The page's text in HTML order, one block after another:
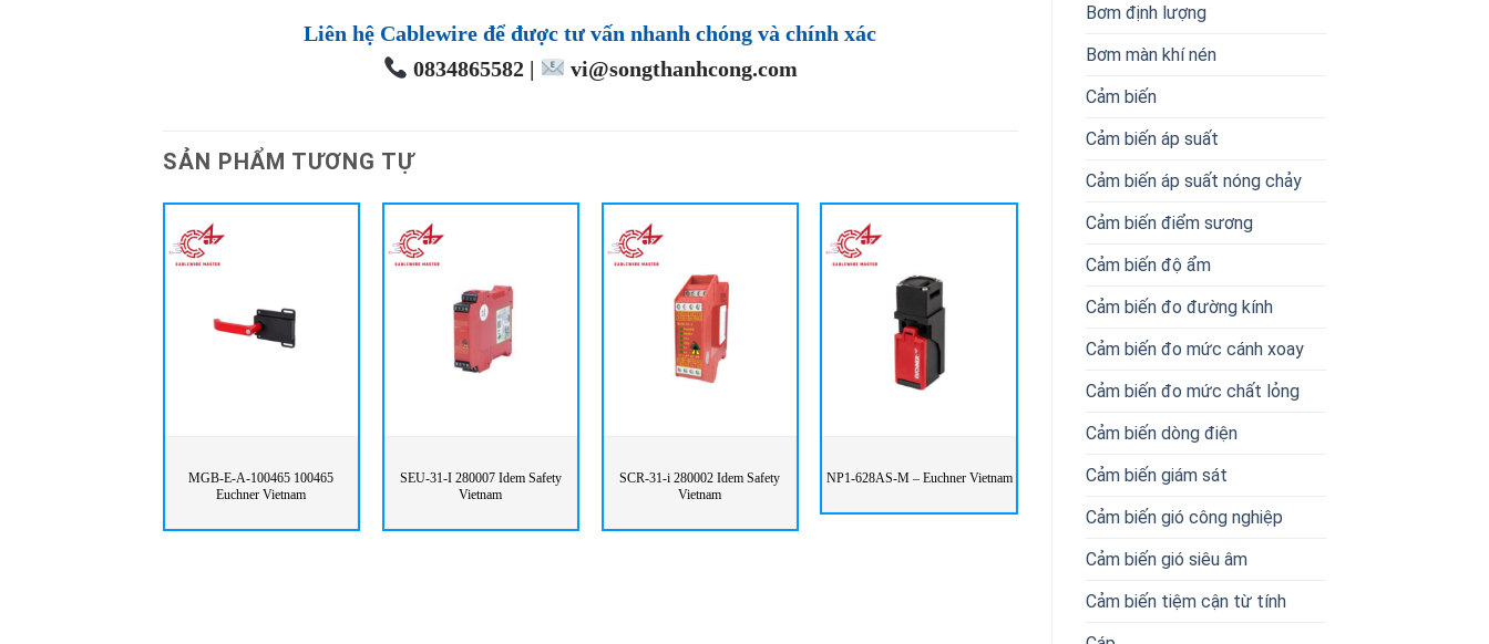
Bơm định lượng
Bơm màn khí nén
Cảm biến
Cảm biến áp suất
Cảm biến áp suất nóng chảy
Cảm biến điểm sương
Cảm biến độ ẩm
Cảm biến đo đường kính
Cảm biến đo mức cánh xoay
Cảm biến đo mức chất lỏng
Cảm biến dòng điện
Cảm biến giám sát
Cảm biến gió công nghiệp
Cảm biến gió siêu âm
Cảm biến tiệm cận từ tính
Liên hệ Cablewire để được tư vấn nhanh chóng và chính xác
0834865582 |
vi@songthanhcong.com
SẢN PHẨM TƯƠNG TỰ
MGB-E-A-100465 100465
Euchner Vietnam
SEU-31-I 280007 Idem Safety
Vietnam
SCR-31-i 280002 Idem Safety
Vietnam
NP1-628AS-M – Euchner Vietnam
TP3-4141A024RC18EXT1 –